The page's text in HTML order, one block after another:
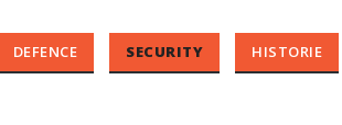
DEFENCE SECURITY HISTORIE